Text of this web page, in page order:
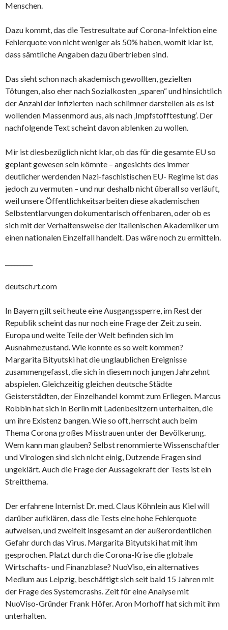
Menschen.
Dazu kommt, das die Testresultate auf Corona-Infektion eine
Fehlerquote von nicht weniger als 50% haben, womit klar ist,
dass sämtliche Angaben dazu übertrieben sind.
Das sieht schon nach akademisch gewollten, gezielten
Tötungen, also eher nach Sozialkosten „sparen“ und hinsichtlich
der Anzahl der Infizierten nach schlimner darstellen als es ist
wollenden Massenmord aus, als nach ‚Impfstofftestung‘. Der
nachfolgende Text scheint davon ablenken zu wollen.
Mir ist diesbezüglich nicht klar, ob das für die gesamte EU so
geplant gewesen sein kömnte – angesichts des immer
deutlicher werdenden Nazi-faschistischen EU- Regime ist das
jedoch zu vermuten – und nur deshalb nicht überall so verläuft,
weil unsere Öffentlichkeitsarbeiten diese akademischen
Selbstentlarvungen dokumentarisch offenbaren, oder ob es
sich mit der Verhaltensweise der italienischen Akademiker um
einen nationalen Einzelfall handelt. Das wäre noch zu ermitteln.
deutsch.rt.com
In Bayern gilt seit heute eine Ausgangssperre, im Rest der
Republik scheint das nur noch eine Frage der Zeit zu sein.
Europa und weite Teile der Welt befinden sich im
Ausnahmezustand. Wie konnte es so weit kommen?
Margarita Bityutski hat die unglaublichen Ereignisse
zusammengefasst, die sich in diesem noch jungen Jahrzehnt
abspielen. Gleichzeitig gleichen deutsche Städte
Geisterstädten, der Einzelhandel kommt zum Erliegen. Marcus
Robbin hat sich in Berlin mit Ladenbesitzern unterhalten, die
um ihre Existenz bangen. Wie so oft, herrscht auch beim
Thema Corona großes Misstrauen unter der Bevölkerung.
Wem kann man glauben? Selbst renommierte Wissenschaftler
und Virologen sind sich nicht einig, Dutzende Fragen sind
ungeklärt. Auch die Frage der Aussagekraft der Tests ist ein
Streitthema.
Der erfahrene Internist Dr. med. Claus Köhnlein aus Kiel will
darüber aufklären, dass die Tests eine hohe Fehlerquote
aufweisen, und zweifelt insgesamt an der außerordentlichen
Gefahr durch das Virus. Margarita Bityutski hat mit ihm
gesprochen. Platzt durch die Corona-Krise die globale
Wirtschafts- und Finanzblase? NuoViso, ein alternatives
Medium aus Leipzig, beschäftigt sich seit bald 15 Jahren mit
der Frage des Systemcrashs. Zeit für eine Analyse mit
NuoViso-Gründer Frank Höfer. Aron Morhoff hat sich mit ihm
unterhalten.